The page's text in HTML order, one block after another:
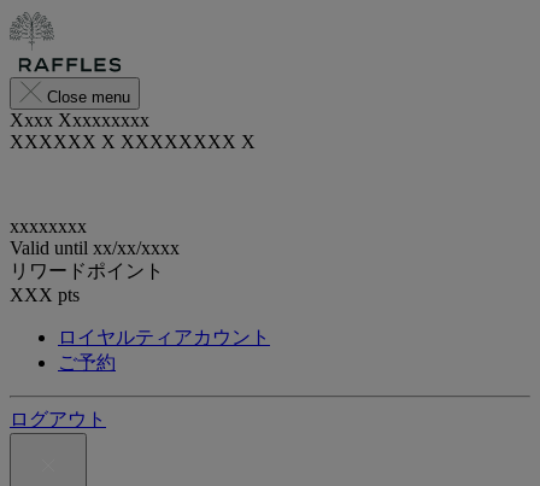
Close menu
Xxxx Xxxxxxxxx
XXXXXX X XXXXXXXX X
xxxxxxxx
Valid until xx/xx/xxxx
リワードポイント
XXX pts
ロイヤルティアカウント
ご予約
ログアウト